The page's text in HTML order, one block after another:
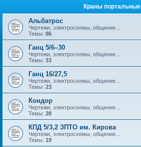
Краны портальные
Альбатрос
Чертежи, электросхемы, общение...
Темы: 86
Ганц 5/6–30
Чертежи, электросхемы, общение...
Темы: 33
Ганц 16/27,5
Чертежи, электросхемы, общение...
Темы: 23
Кондор
Чертежи, электросхемы, общение...
Темы: 28
КПД 5/3,2 ЗПТО им. Кирова
Чертежи, электросхемы, общение...
Темы: 19